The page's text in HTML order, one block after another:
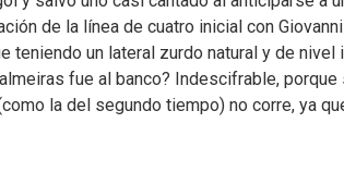
de la línea de cuatro inicial con
teniendo un lateral zurdo natural y de
fue al banco? Indescifrable,
la del segundo tiempo) no corre, ya